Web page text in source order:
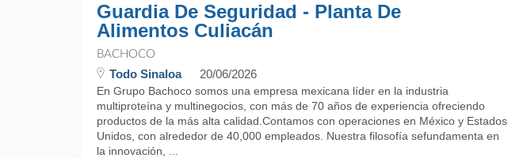
Guardia De Seguridad - Planta De
Alimentos Culiacán
BACHOCO
Todo Sinaloa 20/06/2026
En Grupo Bachoco somos una empresa mexicana líder en la industria
multiproteína y multinegocios, con más de 70 años de experiencia ofreciendo
productos de la más alta calidad.Contamos con operaciones en México y Estados
Unidos, con alrededor de 40,000 empleados. Nuestra filosofía sefundamenta en
la innovación, ...